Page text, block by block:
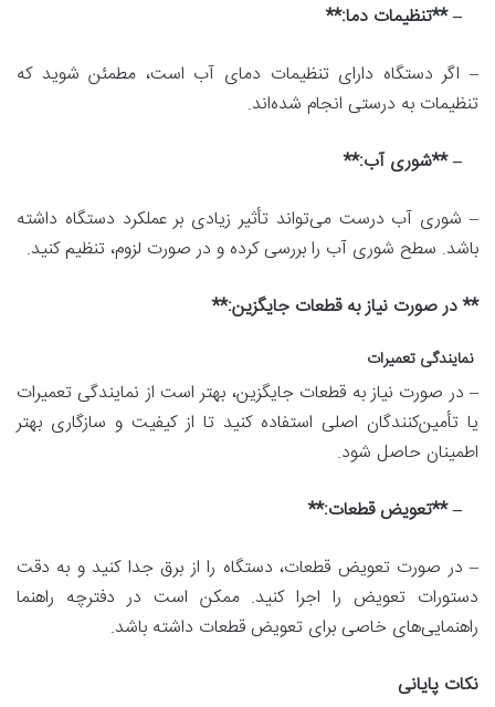
– **تنظیمات دما:**
– اگر دستگاه دارای تنظیمات دمای آب است، مطمئن شوید که
تنظیمات به درستی انجام شده‌اند.
– **شوری آب:**
– شوری آب درست می‌تواند تأثیر زیادی بر عملکرد دستگاه داشته
باشد. سطح شوری آب را بررسی کرده و در صورت لزوم، تنظیم کنید.
** در صورت نیاز به قطعات جایگزین:**
نمایندگی تعمیرات
– در صورت نیاز به قطعات جایگزین، بهتر است از نمایندگی تعمیرات
یا تأمین‌کنندگان اصلی استفاده کنید تا از کیفیت و سازگاری بهتر
اطمینان حاصل شود.
– **تعویض قطعات:**
– در صورت تعویض قطعات، دستگاه را از برق جدا کنید و به دقت
دستورات تعویض را اجرا کنید. ممکن است در دفترچه راهنما
راهنمایی‌های خاصی برای تعویض قطعات داشته باشد.
نکات پایانی